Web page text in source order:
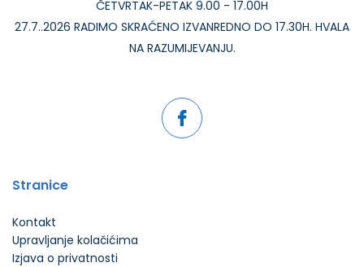
ČETVRTAK-PETAK 9.00 - 17.00H
27.7..2026 RADIMO SKRAĆENO IZVANREDNO DO 17.30H. HVALA
NA RAZUMIJEVANJU.
Stranice
Kontakt
Upravljanje kolačićima
Izjava o privatnosti